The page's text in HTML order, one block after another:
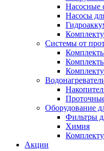
Насосные
Насосы
Системы от
Оборудование
Фильтры
Химия
Акции